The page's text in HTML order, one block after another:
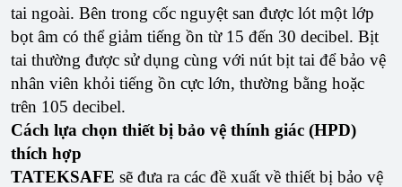
tai ngoài. Bên trong cốc nguyệt san được lót một lớp
bọt âm có thể giảm tiếng ồn từ 15 đến 30 decibel. Bịt
tai thường được sử dụng cùng với nút bịt tai để bảo vệ
nhân viên khỏi tiếng ồn cực lớn, thường bằng hoặc
trên 105 decibel.
Cách lựa chọn thiết bị bảo vệ thính giác (HPD)
thích hợp
TATEKSAFE sẽ đưa ra các đề xuất về thiết bị bảo vệ